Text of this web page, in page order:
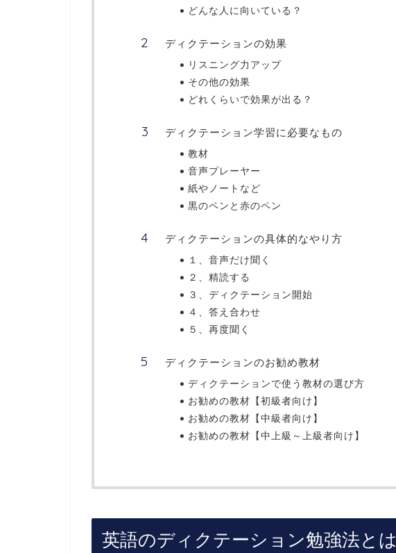
どんな人に向いている？
ディクテーションの効果
リスニング力アップ
その他の効果
どれくらいで効果が出る？
ディクテーション学習に必要なもの
教材
音声プレーヤー
紙やノートなど
黒のペンと赤のペン
ディクテーションの具体的なやり方
１、音声だけ聞く
２、精読する
３、ディクテーション開始
４、答え合わせ
５、再度聞く
ディクテーションのお勧め教材
ディクテーションで使う教材の選び方
お勧めの教材【初級者向け】
お勧めの教材【中級者向け】
お勧めの教材【中上級～上級者向け】
英語のディクテーション勉強法とは